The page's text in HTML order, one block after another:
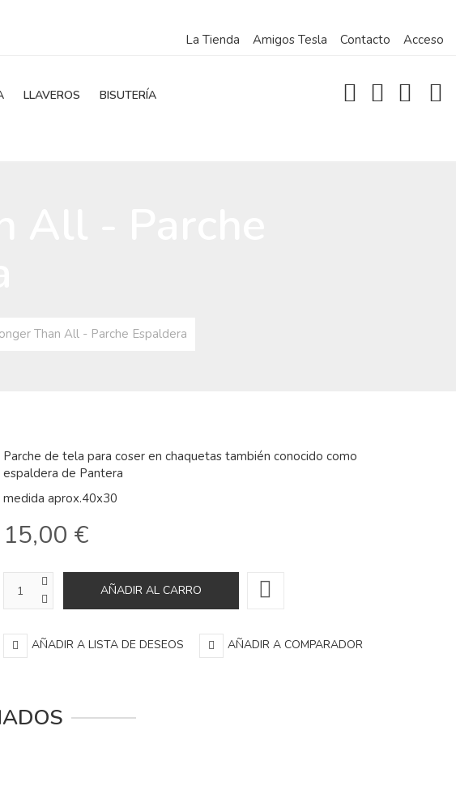
La Tienda
Amigos Tesla Contacto Acceso
LLAVEROS
BISUTERÍA
Than All - Parche Espaldera
Parche de tela para coser en chaquetas también conocido como
espaldera de Pantera
medida aprox.40x30
15,00 €
AÑADIR A LISTA DE DESEOS AÑADIR A COMPARADOR